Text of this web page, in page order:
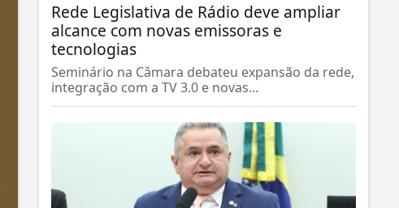
Rede Legislativa de Rádio deve ampliar
alcance com novas emissoras e
tecnologias
Seminário na Câmara debateu expansão da rede,
integração com a TV 3.0 e novas...